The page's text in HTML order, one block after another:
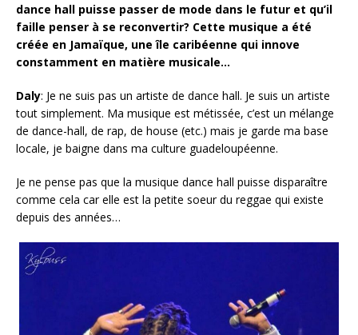
dance hall puisse passer de mode dans le futur et qu’il
faille penser à se reconvertir? Cette musique a été
créée en Jamaïque, une île caribéenne qui innove
constamment en matière musicale…
Daly: Je ne suis pas un artiste de dance hall. Je suis un artiste
tout simplement. Ma musique est métissée, c’est un mélange
de dance-hall, de rap, de house (etc.) mais je garde ma base
locale, je baigne dans ma culture guadeloupéenne.
Je ne pense pas que la musique dance hall puisse disparaître
comme cela car elle est la petite soeur du reggae qui existe
depuis des années…